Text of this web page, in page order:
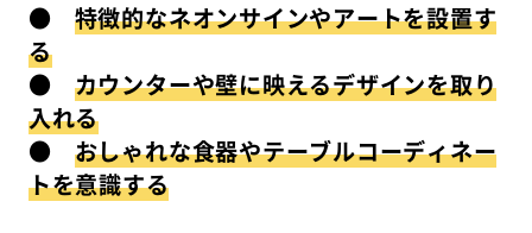
● 特徴的なネオンサインやアートを設置す
る
● カウンターや壁に映えるデザインを取り
入れる
● おしゃれな食器やテーブルコーディネー
トを意識する